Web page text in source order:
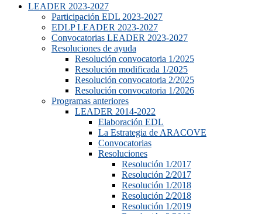
LEADER 2023-2027
Participación EDL 2023-2027
EDLP LEADER 2023-2027
Convocatorias LEADER 2023-2027
Resoluciones de ayuda
Resolución convocatoria 1/2025
Resolución modificada 1/2025
Resolución convocatoria 2/2025
Resolución convocatoria 1/2026
Programas anteriores
LEADER 2014-2022
Elaboración EDL
La Estrategia de ARACOVE
Convocatorias
Resoluciones
Resolución 1/2017
Resolución 2/2017
Resolución 1/2018
Resolución 2/2018
Resolución 1/2019